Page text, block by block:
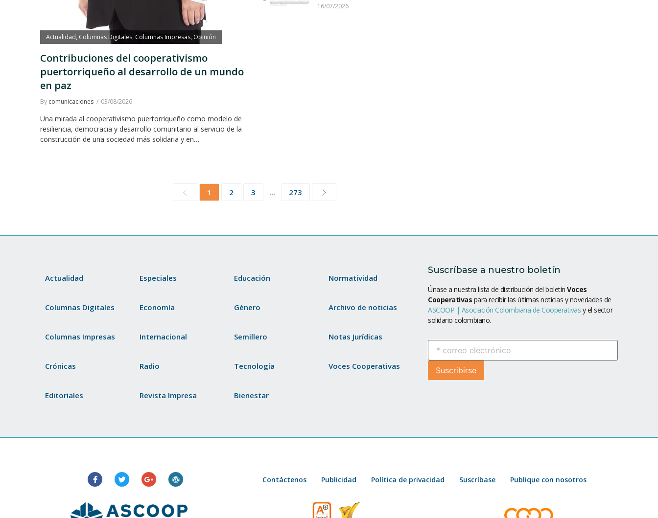
Actualidad, Columnas Digitales, Columnas Impresas, Opinión
Contribuciones del cooperativismo
puertorriqueño al desarrollo de un mundo
en paz
By comunicaciones 03/08/2026
Una mirada al cooperativismo puertorriqueño como modelo de
resiliencia, democracia y desarrollo comunitario al servicio de la
construcción de una sociedad más solidaria y en…
16/07/2026
1 2 3 ... 273
Actualidad
Columnas Digitales
Columnas Impresas
Crónicas
Editoriales
Especiales
Economía
Internacional
Radio
Revista Impresa
Educación
Género
Semillero
Tecnología
Bienestar
Normatividad
Archivo de noticias
Notas Jurídicas
Voces Cooperativas
Suscríbase a nuestro boletín
Únase a nuestra lista de distribución del boletín Voces
Cooperativas para recibir las últimas noticias y novedades de
ASCOOP | Asociación Colombiana de Cooperativas y el sector
solidario colombiano.
Contáctenos Publicidad Política de privacidad Suscríbase Publique con nosotros